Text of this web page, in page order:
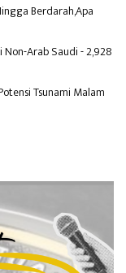
Berdarah,Apa
Arab Saudi- 2,928
Tsunami Malam